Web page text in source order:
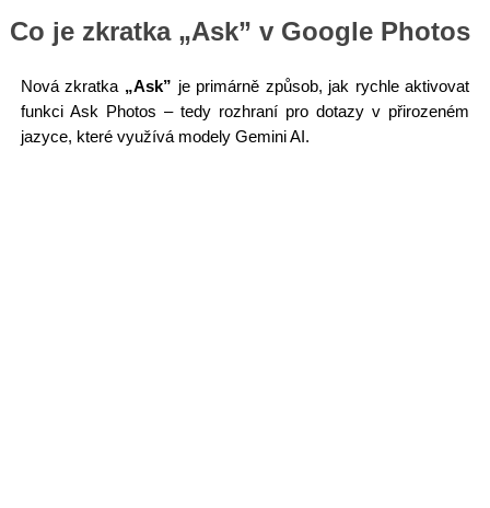
Co je zkratka „Ask” v Google Photos
Nová zkratka „Ask” je primárně způsob, jak rychle aktivovat
funkci Ask Photos – tedy rozhraní pro dotazy v přirozeném
jazyce, které využívá modely Gemini AI.